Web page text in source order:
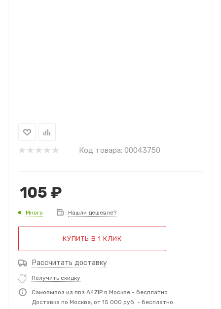
Код товара: 00043750
105 ₽
Много Нашли дешевле?
КУПИТЬ В 1 КЛИК
Рассчитать доставку
Получить скидку
Самовывоз из пвз A4ZIP в Москве - бесплатно
Доставка по Москве, от 15 000 руб. - бесплатно